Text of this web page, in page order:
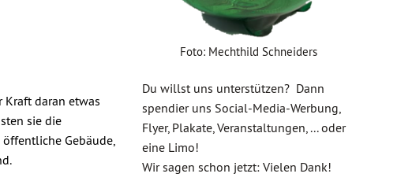
daran etwas
sie die
Gebäude,
Foto: Mechthild Schneiders
Du willst uns unterstützen? Dann
spendier uns Social-Media-Werbung,
Flyer, Plakate, Veranstaltungen, ... oder
eine Limo!
Wir sagen schon jetzt: Vielen Dank!